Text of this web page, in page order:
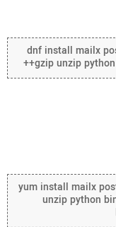
dnf install mailx
gzip unzip python
yum install mailx
unzip python